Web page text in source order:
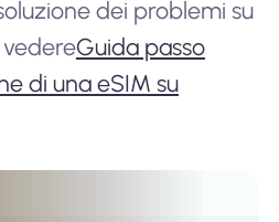
dei problemi su
Guida passo
di una eSIM su